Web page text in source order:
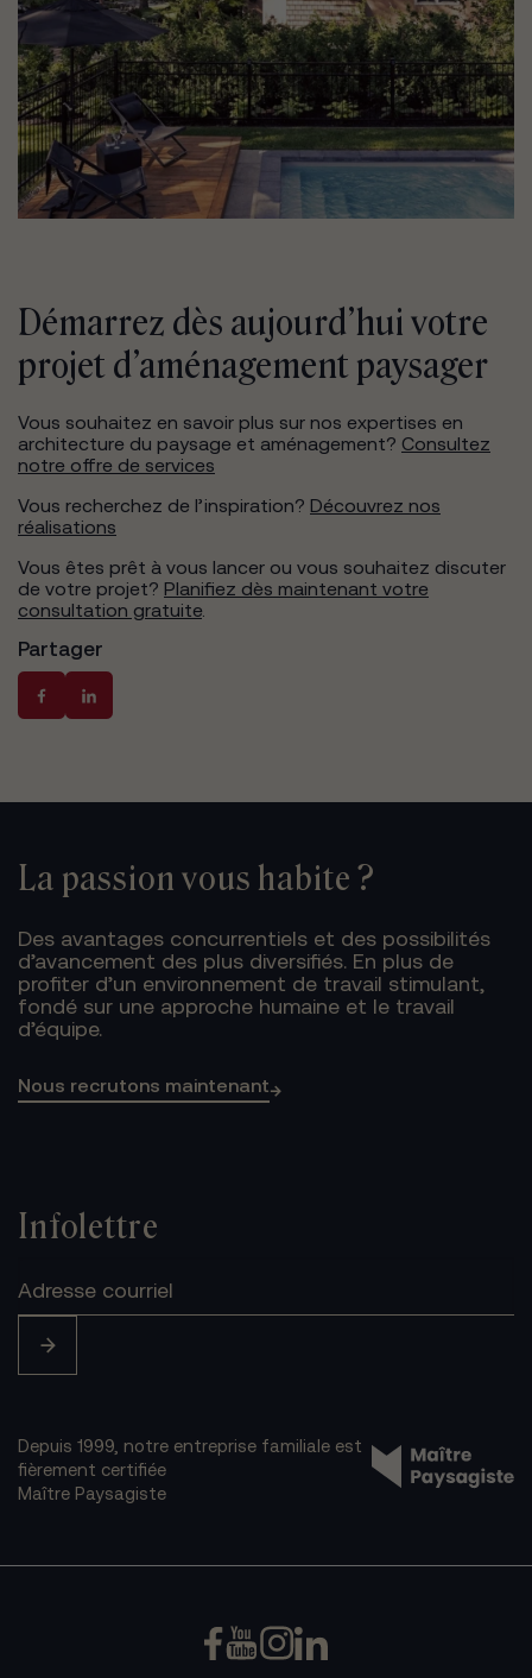
Démarrez dès aujourd’hui votre
projet d’aménagement paysager
Vous souhaitez en savoir plus sur nos expertises en
architecture du paysage et aménagement? Consultez
notre offre de services
Vous recherchez de l’inspiration? Découvrez nos
réalisations
Vous êtes prêt à vous lancer ou vous souhaitez discuter
de votre projet? Planifiez dès maintenant votre
consultation gratuite
Partager
La passion vous habite ?
Des avantages concurrentiels et des possibilités
d’avancement des plus diversifiés. En plus de
profiter d’un environnement de travail stimulant,
fondé sur une approche humaine et le travail
d’équipe.
Nous recrutons maintenant→
Infolettre
Depuis 1999, notre entreprise familiale est
fièrement certifiée
Maître Paysagiste